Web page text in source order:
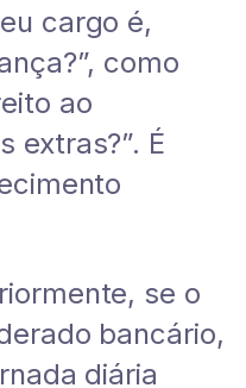
cargo é,
como
ao
extras?”. É
se o
bancário,
diária